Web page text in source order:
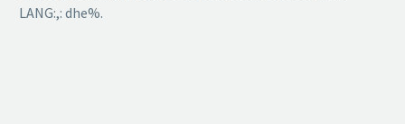
LANG:,: dhe%.